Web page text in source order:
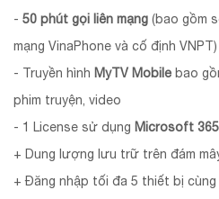
- 50 phút gọi liên mạng (bao gồm
mạng VinaPhone và cố định VNPT)
- Truyền hình MyTV Mobile bao
phim truyện, video
- 1 License sử dụng Microsoft 365
+ Dung lượng lưu trữ trên đám
+ Đăng nhập tối đa 5 thiết bị cùng